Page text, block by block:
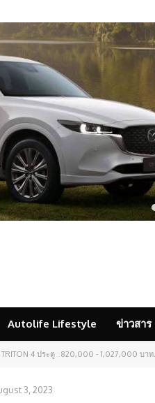
Autolife Lifestyle ข่าวสาร
4 ประตู : 820,000 - 1,027,000 บาท...
3, 2023